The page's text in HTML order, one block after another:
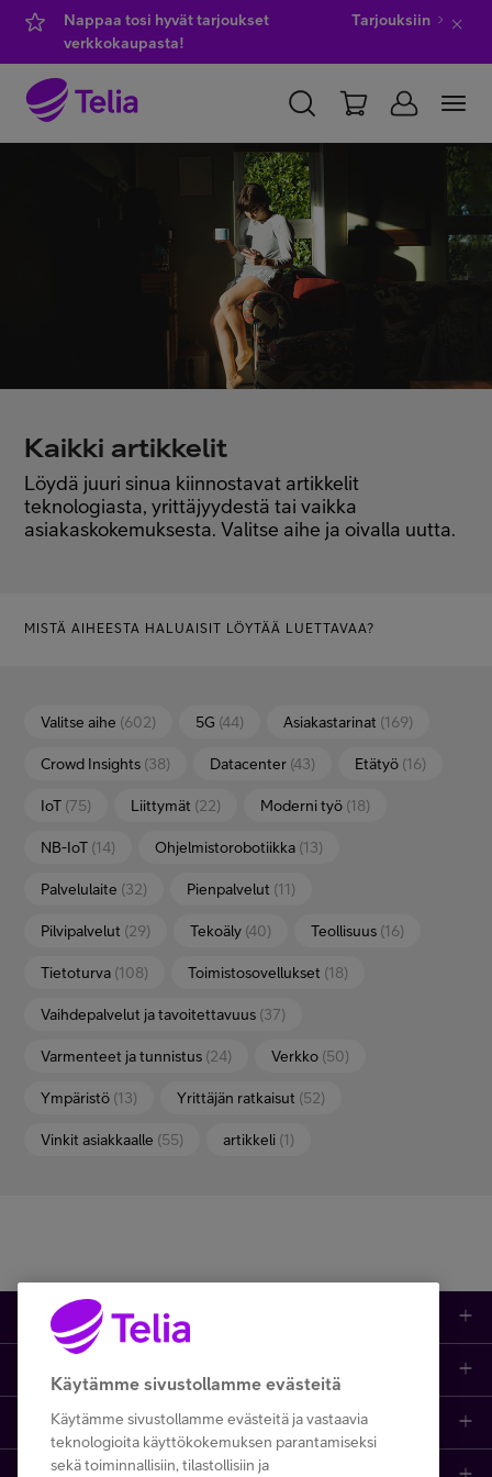
Nappaa tosi hyvät tarjoukset
verkkokaupasta!
Tarjouksiin
WHOLESALE
Asiakastuki
Minun Telia Yrityksille
Kaikki artikkelit
Löydä juuri sinua kiinnostavat artikkelit
teknologiasta, yrittäjyydestä tai vaikka
asiakaskokemuksesta. Valitse aihe ja oivalla uutta.
MISTÄ AIHEESTA HALUAISIT LÖYTÄÄ LUETTAVAA?
Valitse aihe (602) 5G (44) Asiakastarinat (169)
Crowd Insights (38) Datacenter (43) Etätyö (16)
IoT (75) Liittymät (22) Moderni työ (18)
NB-IoT (14) Ohjelmistorobotiikka (13)
Palvelulaite (32) Pienpalvelut (11)
Pilvipalvelut (29) Tekoäly (40) Teollisuus (16)
Tietoturva (108) Toimistosovellukset (18)
Vaihdepalvelut ja tavoitettavuus (37)
Varmenteet ja tunnistus (24) Verkko (50)
Ympäristö (13) Yrittäjän ratkaisut (52)
Vinkit asiakkaalle (55) artikkeli (1)
Tuotteet
IT-palvelut
Etusivu
Opi ja inspiroidu
Käytämme sivustollamme evästeitä
Käytämme sivustollamme evästeitä ja vastaavia
teknologioita käyttökokemuksen parantamiseksi
sekä toiminnallisiin, tilastollisiin ja